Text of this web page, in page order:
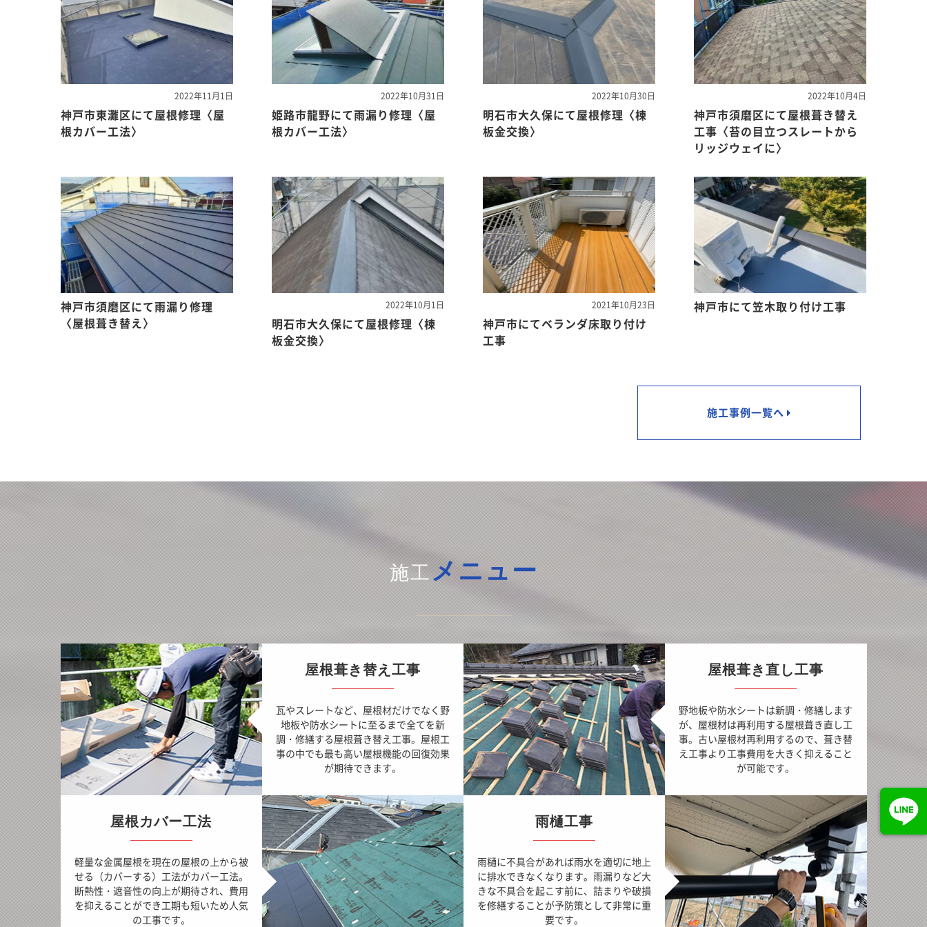
2022年11月1日
神戸市東灘区にて屋根修理〈屋
根カバー工法〉
2022年10月31日
姫路市龍野にて雨漏り修理〈屋
根カバー工法〉
2022年10月30日
明石市大久保にて屋根修理〈棟
板金交換〉
2022年10月4日
神戸市須磨区にて屋根葺き替え
工事〈苔の目立つスレートから
リッジウェイに〉
神戸市須磨区にて雨漏り修理
〈屋根葺き替え〉
2022年10月1日
明石市大久保にて屋根修理〈棟
板金交換〉
2021年10月23日
神戸市にてベランダ床取り付け
工事
神戸市にて笠木取り付け工事
施工事例一覧へ
施工メニュー
屋根葺き替え工事
瓦やスレートなど、屋根材だけでなく野
地板や防水シートに至るまで全てを新
調・修繕する屋根葺き替え工事。屋根工
事の中でも最も高い屋根機能の回復効果
が期待できます。
屋根葺き直し工事
野地板や防水シートは新調・修繕します
が、屋根材は再利用する屋根葺き直し工
事。古い屋根材再利用するので、葺き替
え工事より工事費用を大きく抑えること
が可能です。
屋根カバー工法
軽量な金属屋根を現在の屋根の上から被
せる（カバーする）工法がカバー工法。
断熱性・遮音性の向上が期待され、費用
を抑えることができ工期も短いため人気
の工事です。
雨樋工事
雨樋に不具合があれば雨水を適切に地上
に排水できなくなります。雨漏りなど大
きな不具合を起こす前に、詰まりや破損
を修繕することが予防策として非常に重
要です。